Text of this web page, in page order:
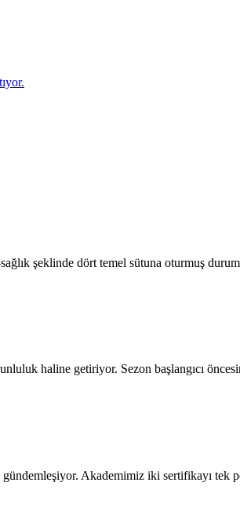
şeklinde dört temel sütuna oturmuş
haline getiriyor. Sezon başlangıcı
Akademimiz iki sertifikayı tek